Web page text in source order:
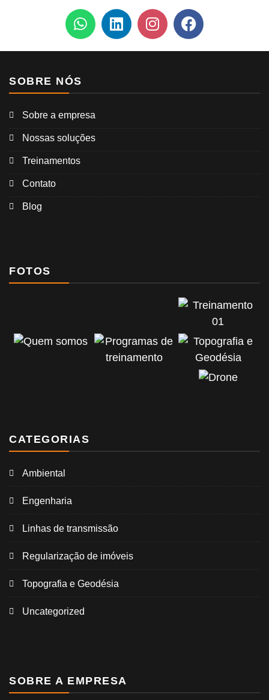
SOBRE NÓS
Sobre a empresa
Nossas soluções
Treinamentos
Contato
Blog
FOTOS
CATEGORIAS
Ambiental
Engenharia
Linhas de transmissão
Regularização de imóveis
Topografia e Geodésia
Uncategorized
SOBRE A EMPRESA